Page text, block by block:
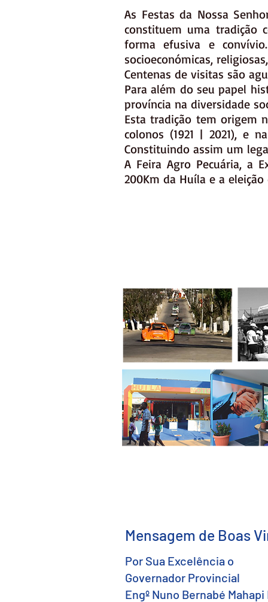
As Festas da Nossa
constituem uma tradição
forma efusiva e
socioeconómicas,
Centenas de visitas são
Para além do seu papel
província na diversidade
Esta tradição tem origem
colonos (1921 | 2021), e
Constituindo assim um
A Feira Agro Pecuária, a
200Km da Huíla e a
Mensagem de Boas
Por Sua Excelência o
Governador Provincial
Engº Nuno Bernabé Mahapi